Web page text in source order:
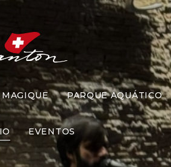
MAGIQUE PARQUE AQUÁTICO
EVENTOS Vivo